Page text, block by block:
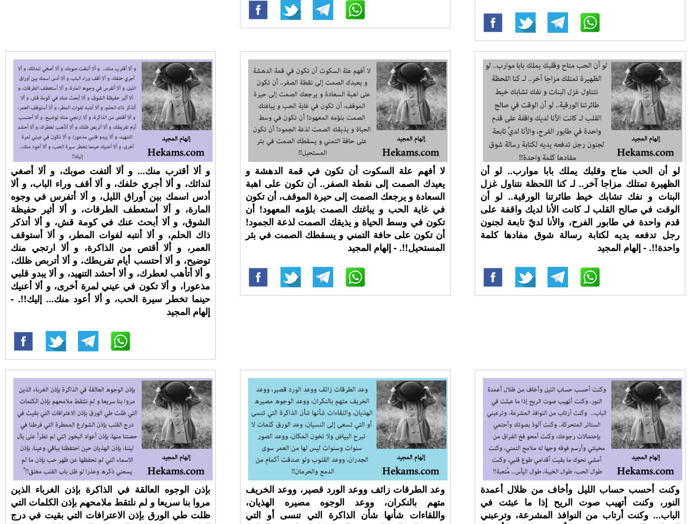
و ألا أقترب منك... و ألا ألتفت صوبك، و ألا أصغي
لندائك، و ألا أجري خلفك، و ألا أقف وراء الباب، و ألا
أدس اسمك بين أوراق الليل، و ألا أتفرس في وجوه
المارة، و ألا أستعطف الطرقات، و ألا أثير حفيظة
الشوق، و ألا أبحث عنك في كومة قش، و ألا أتذكر
ذاك الحلم، و ألا أنتبه لفوات المطر، و ألا أستوقف
العمر، و ألا أقتص من الذاكرة، و ألا ارتجي منك
توضيح، و ألا أحتسب أيام تفريطك، و ألا أتربص ظلك،
و ألا أتأهب لعطرك، و ألا أحشد التنهيد، و ألا يبدو قلبي
مذعورا، و ألا تكون في عيني لمرة أخرى، و ألا أعنيك
حينما تخطر سيرة الحب، و ألا أعود منك... إليك!!. -
إلهام المجيد
لا أفهم علة السكوت أن تكون في قمة الدهشة و
يعيدك الصمت إلى نقطة الصفر.. أن تكون على اهبة
السعادة و يرجعك الصمت إلى حيرة الموقف، أن تكون
في غاية الحب و يباغتك الصمت بلؤمه المعهود! أن
تكون في وسط الحياة و يذيقك الصمت لذعة الجمود!
أن تكون على حافة التمني و يسقطك الصمت في بئر
المستحيل!!. - إلهام المجيد
لو أن الحب متاح وقلبك يملك بابا موارب.. لو أن
الظهيرة تمتلك مزاجا آخر.. لـ كنا اللحظة نتناول غزل
البنات و نفك تشابك خيط طائرتنا الورقية.. لو أن
الوقت في صالح القلب لـ كانت الأنا لديك واقفة على
قدم واحدة في طابور الفرح، والأنا لديّ تابعة لجنون
رجل تدفعه يديه لكتابة رسالة شوق مفادها كلمة
واحدة!!. - إلهام المجيد
بإذن الوجوه العالقة في الذاكرة بإذن الغرباء الذين
مروا بنا سريعا و لم نلتقط ملامحهم بإذن الكلمات التي
ظلت طي الورق بإذن الاعترافات التي بقيت في درج
وعد الطرقات زائف ووعد الورد قصير، ووعد الخريف
متهم بالنكران، ووعد الوجوه مصيره الهذيان،
واللقاءات شأنها شأن الذاكرة التي تنسى أو التي
وكنت أحسب حساب الليل وأخاف من ظلال أعمدة
النور، وكنت أتهيب صوت الريح إذا ما عبثت في
الباب... وكنت أرتاب من النوافذ المشرعة، وترعبني